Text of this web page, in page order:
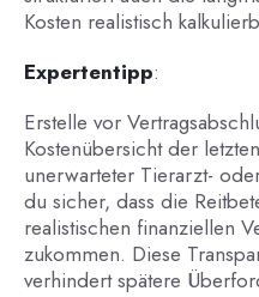
Kosten realistisch
Expertentipp:
Erstelle vor
Kostenübersicht der
unerwarteter Tierarzt-
du sicher, dass die
realistischen finanziellen
zukommen. Diese
verhindert spätere